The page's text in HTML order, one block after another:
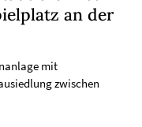
an der
mit
zwischen